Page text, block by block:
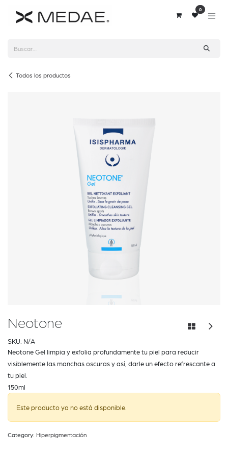
0
Todos los productos
Neotone
SKU: N/A
Neotone Gel limpia y exfolia profundamente tu piel para reducir
visiblemente las manchas oscuras y así, darle un efecto refrescante a
tu piel.
150ml
Este producto ya no está disponible.
Category: Hiperpigmentación